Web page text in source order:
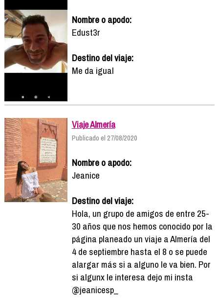
Nombre o apodo:
Edust3r
Destino del viaje:
Me da igual
Viaje Almería
Publicado el 27/08/2020
Nombre o apodo:
Jeanice
Destino del viaje:
Hola, un grupo de amigos de entre 25-
30 años que nos hemos conocido por la
página planeado un viaje a Almería del
4 de septiembre hasta el 8 o se puede
alargar más si a alguno le va bien. Por
si algunx le interesa dejo mi insta
@jeanicesp_